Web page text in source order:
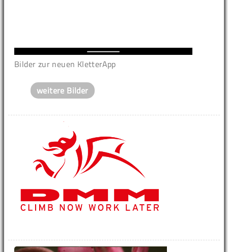
Bilder zur neuen KletterApp
weitere Bilder